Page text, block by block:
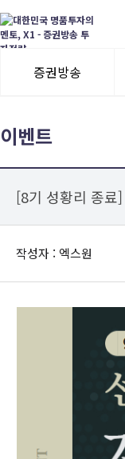
증권방송
수익률뽐내기
이용후기
이벤트
[8기 성황리 종료
작성자 : 엑스원